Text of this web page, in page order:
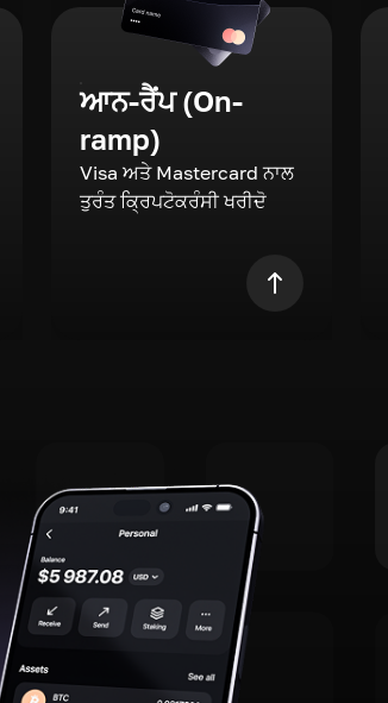
ਆਨ-ਰੈਂਪ (On-
ramp)
Visa ਅਤੇ Mastercard ਨਾਲ
ਤੁਰੰਤ ਕ੍ਰਿਪਟੋਕਰੰਸੀ ਖਰੀਦੋ